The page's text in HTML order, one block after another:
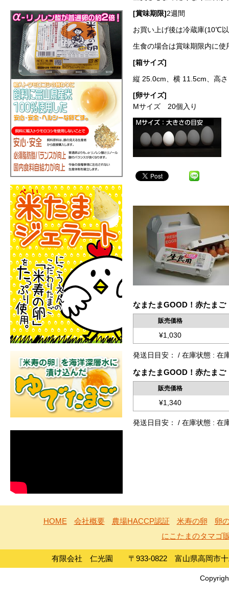
[賞味期限] 2週間
お買い上げ後は冷蔵庫(10℃
生食の場合は賞味期限内に
[箱サイズ]
縦 25.0cm、横 11.5cm、
[卵サイズ]
Mサイズ 20個入り
なまたまGOOD！赤たまご
販売価格
¥1,030
発送日目安： / 在庫状態 : 在
なまたまGOOD！赤たまご
販売価格
¥1,340
発送日目安： / 在庫状態 : 在
HOME 会社概要 農場HACCP認証 米寿の卵
卵
にこたまのタマゴ
有限会社 仁光園 〒933-0822 富山県高岡市十